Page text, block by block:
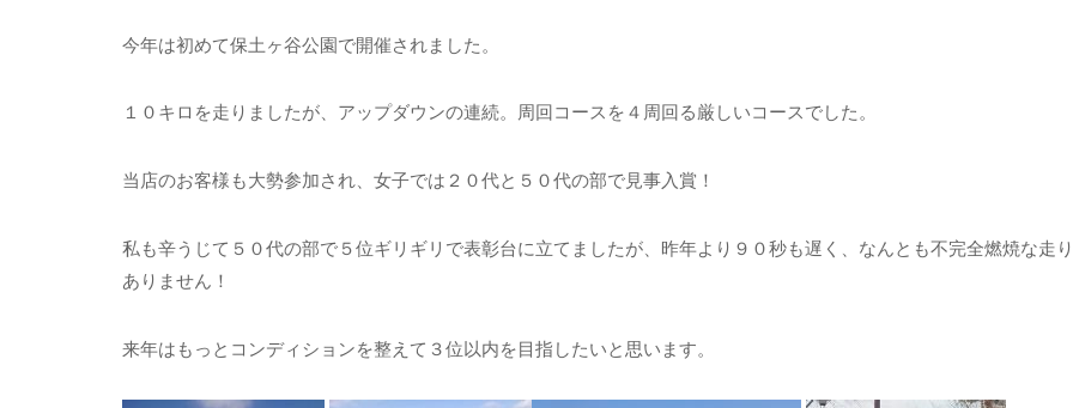
今年は初めて保土ヶ谷公園で開催されました。
１０キロを走りましたが、アップダウンの連続。周回コースを４周回る厳しいコースでした。
当店のお客様も大勢参加され、女子では２０代と５０代の部で見事入賞！
私も辛うじて５０代の部で５位ギリギリで表彰台に立てましたが、昨年より９０秒も遅く、なんとも不完全燃焼な走
ありません！
来年はもっとコンディションを整えて３位以内を目指したいと思います。